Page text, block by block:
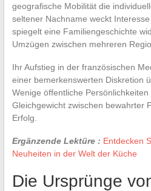
geografische Mobilität die
seltener Nachname weckt
spiegelt eine Familiengeschichte
Umzügen zwischen mehreren
Ihr Aufstieg in der französischen
einer bemerkenswerten Diskretion
Wenige öffentliche
Gleichgewicht zwischen bewahrter
Erfolg.
Ergänzende Lektüre : Entdecken
Neuheiten in der Welt der Küche
Die Ursprünge